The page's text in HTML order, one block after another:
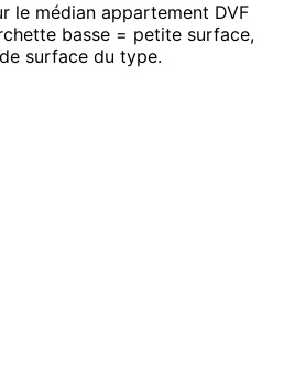
le médian appartement DVF
basse = petite surface,
surface du type.